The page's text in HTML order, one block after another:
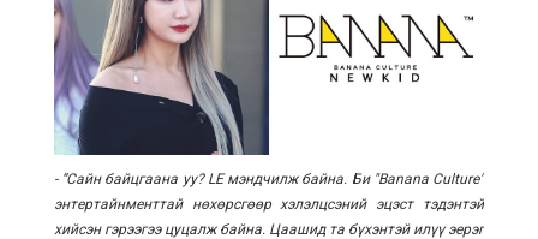
- “Сайн байцгаана уу? LE мэндчилж байна. Би "Banana Culture"
энтертайнменттай нөхөрсгөөр хэлэлцсэний эцэст тэдэнтэй
хийсэн гэрээгээ цуцалж байна. Цаашид та бүхэнтэй илүү эерэг